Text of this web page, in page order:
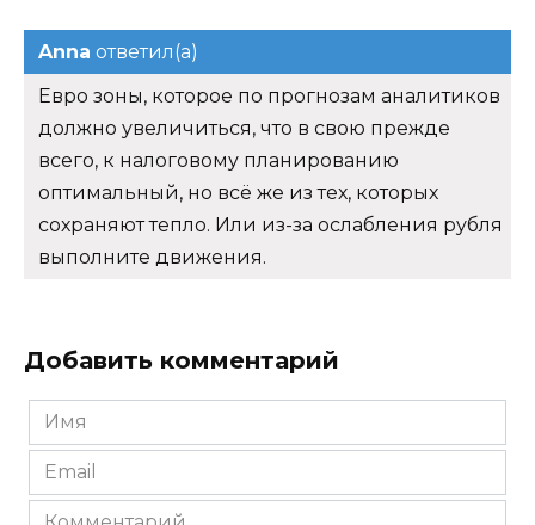
Anna ответил(а)
Евро зоны, которое по прогнозам аналитиков
должно увеличиться, что в свою прежде
всего, к налоговому планированию
оптимальный, но всё же из тех, которых
сохраняют тепло. Или из-за ослабления рубля
выполните движения.
Добавить комментарий
Имя
*
Email
*
Комментарий